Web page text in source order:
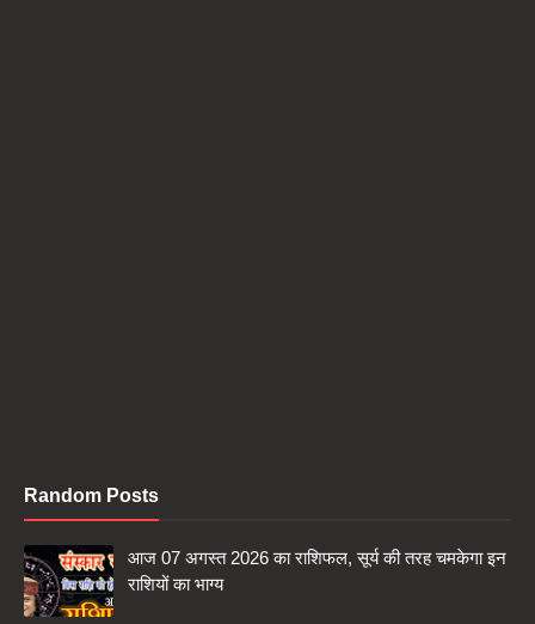
Random Posts
आज 07 अगस्त 2026 का राशिफल, सूर्य की तरह चमकेगा इन
राशियों का भाग्य